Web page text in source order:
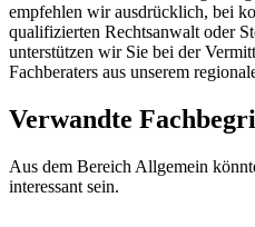
empfehlen wir ausdrücklich, bei
qualifizierten Rechtsanwalt oder
unterstützen wir Sie bei der
Fachberaters aus unserem
Verwandte
Aus dem Bereich Allgemein
interessant sein.